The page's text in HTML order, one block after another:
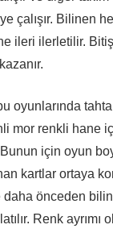
çalışır. Bilinen
ileri ilerletilir.
oyunlarında
mor renkli hane
Bunun için oyun
kartlar ortaya
önceden
Renk ayrımı